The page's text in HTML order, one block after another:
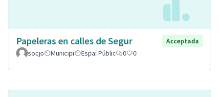
Papeleras en calles de Segur
Acceptada
socjo
Municipi Espai Públic 0 0